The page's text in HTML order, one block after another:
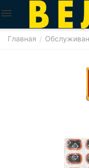
Главная /